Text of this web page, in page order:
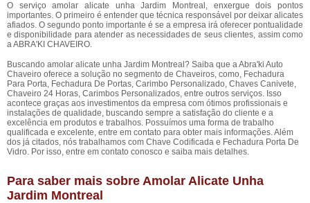
O serviço amolar alicate unha Jardim Montreal, enxergue dois pontos
importantes. O primeiro é entender que técnica responsável por deixar alicates
afiados. O segundo ponto importante é se a empresa irá oferecer pontualidade
e disponibilidade para atender as necessidades de seus clientes, assim como
a ABRA'KI CHAVEIRO.
Buscando amolar alicate unha Jardim Montreal? Saiba que a Abra'ki Auto
Chaveiro oferece a solução no segmento de Chaveiros, como, Fechadura
Para Porta, Fechadura De Portas, Carimbo Personalizado, Chaves Canivete,
Chaveiro 24 Horas, Carimbos Personalizados, entre outros serviços. Isso
acontece graças aos investimentos da empresa com ótimos profissionais e
instalações de qualidade, buscando sempre a satisfação do cliente e a
excelência em produtos e trabalhos. Possuímos uma forma de trabalho
qualificada e excelente, entre em contato para obter mais informações. Além
dos já citados, nós trabalhamos com Chave Codificada e Fechadura Porta De
Vidro. Por isso, entre em contato conosco e saiba mais detalhes.
Para saber mais sobre Amolar Alicate Unha
Jardim Montreal